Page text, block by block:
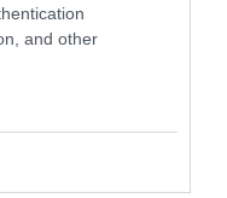
and other